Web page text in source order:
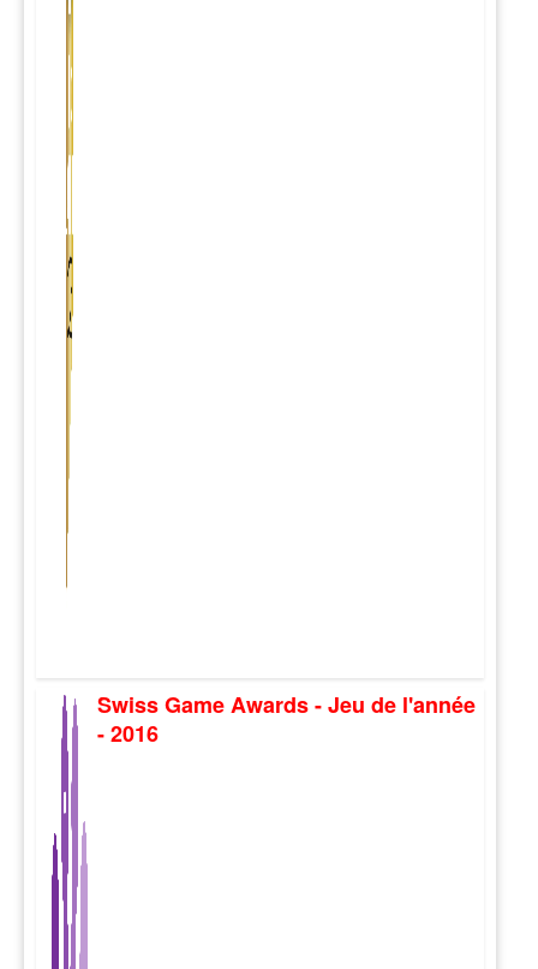
Swiss Game Awards - Jeu de l'année
- 2016